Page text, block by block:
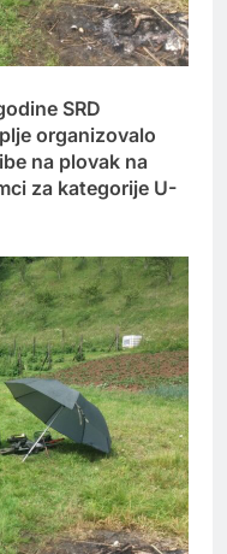
SRD
organizovalo
na plovak na
za kategorije U-